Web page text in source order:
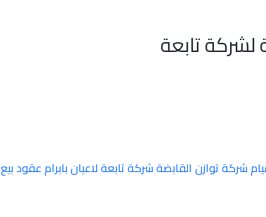
تابعة
شركة توازن القابضة شركة تابعة لاعيان بابرام عقود بيع